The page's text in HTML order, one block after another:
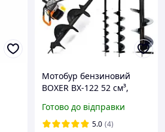
Мотобур бензиновий
BOXER BX-122 52 см³,
12 міс
Готово до відправки
5.0 (4)